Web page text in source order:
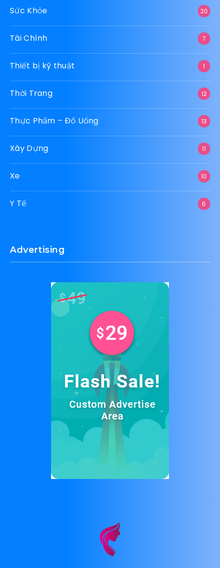
Sức Khỏe 20
Tài Chính 7
Thiết bị kỹ thuật 1
Thời Trang 12
Thực Phẩm – Đồ Uống 13
Xây Dựng 11
Xe 10
Y Tế 6
Advertising